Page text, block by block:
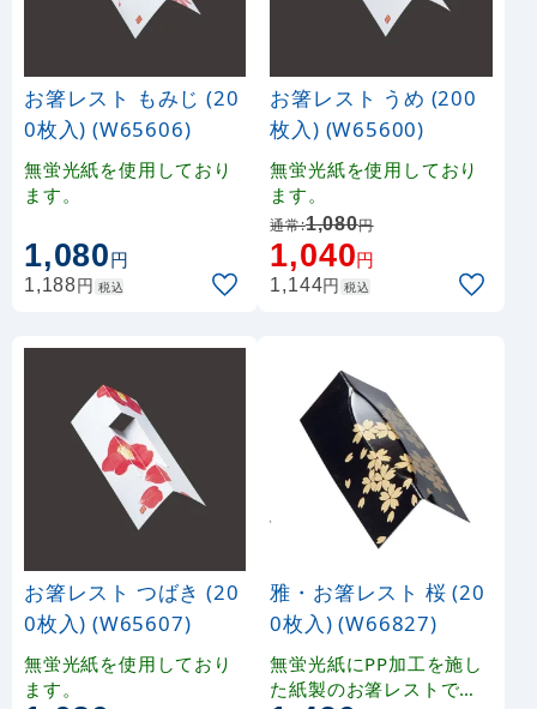
お箸レスト もみじ (20
0枚入) (W65606)
無蛍光紙を使用しており
ます。
1,080円
1,188円 税込
お箸レスト うめ (200
枚入) (W65600)
無蛍光紙を使用しており
ます。
通常:1,080円
1,040円
1,144円 税込
お箸レスト つばき (20
0枚入) (W65607)
無蛍光紙を使用しており
ます。
雅・お箸レスト 桜 (20
0枚入) (W66827)
無蛍光紙にPP加工を施し
た紙製のお箸レストです